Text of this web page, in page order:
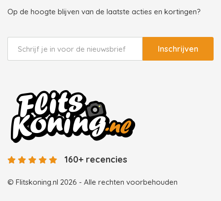
Op de hoogte blijven van de laatste acties en kortingen?
Inschrijven
© Flitskoning.nl 2026 - Alle rechten voorbehouden
160+ recencies